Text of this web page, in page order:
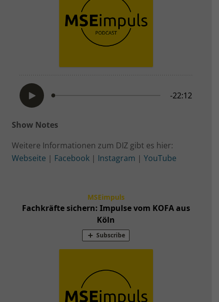
Show Notes
Weitere Informationen zum DIZ gibt es hier:
Webseite | Facebook | Instagram | YouTube